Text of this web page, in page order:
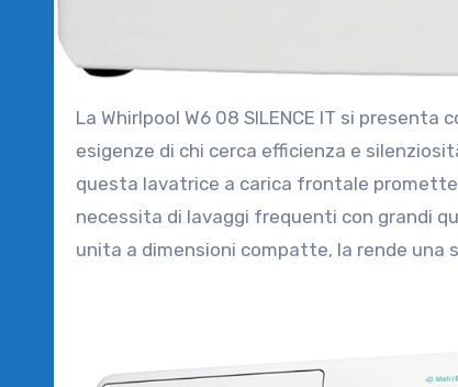
La Whirlpool W6 08 SILENCE IT si presenta come una lavatrice di alta qualità, progettata per rispondere alle
esigenze di chi cerca efficienza e
questa lavatrice a carica frontale
necessita di lavaggi frequenti con grandi
unita a dimensioni compatte, la rende una